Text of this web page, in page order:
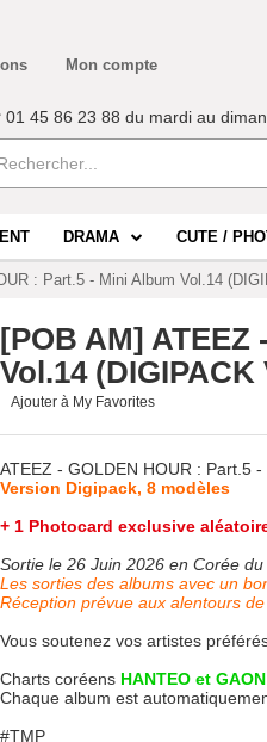
Mon compte
45 86 23 88 du mardi au
DRAMA CUTE /
: Part.5 - Mini Album Vol.14
[POB AM] ATEEZ
Vol.14 (DIGIPACK
Ajouter à My Favorites
ATEEZ - GOLDEN HOUR : Part.5
Version Digipack, 8 modèles
+ 1 Photocard exclusive
Sortie le 26 Juin 2026 en Corée du
Les sorties des albums avec un
Réception prévue aux alentours de
Vous soutenez vos artistes
Charts coréens HANTEO et
Chaque album est
#TMP